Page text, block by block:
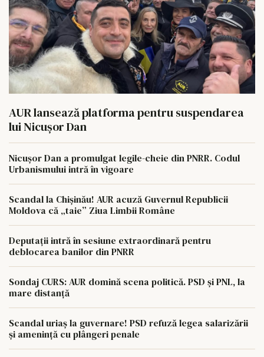
AUR lansează platforma pentru suspendarea
lui Nicușor Dan
Nicușor Dan a promulgat legile-cheie din PNRR. Codul
Urbanismului intră în vigoare
Scandal la Chișinău! AUR acuză Guvernul Republicii
Moldova că „taie” Ziua Limbii Române
Deputații intră în sesiune extraordinară pentru
deblocarea banilor din PNRR
Sondaj CURS: AUR domină scena politică. PSD și PNL, la
mare distanță
Scandal uriaș la guvernare! PSD refuză legea salarizării
și amenință cu plângeri penale